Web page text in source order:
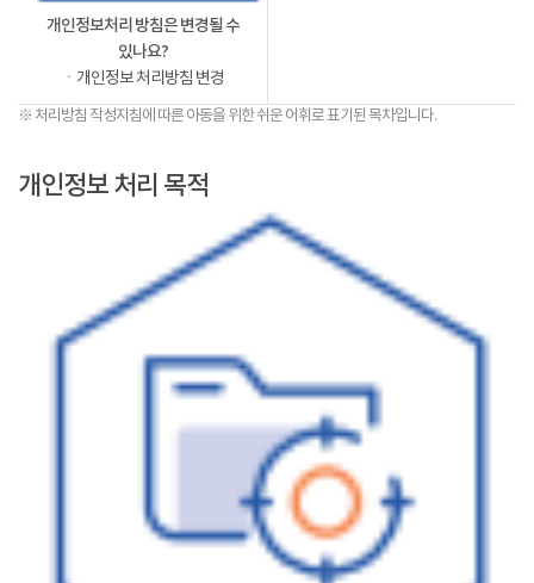
개인정보처리 방침은 변경될 수
있나요?
ㆍ개인정보 처리방침 변경
※ 처리방침 작성지침에 따른 아동을 위한 쉬운 어휘로 표기된 목차입니다.
개인정보 처리 목적